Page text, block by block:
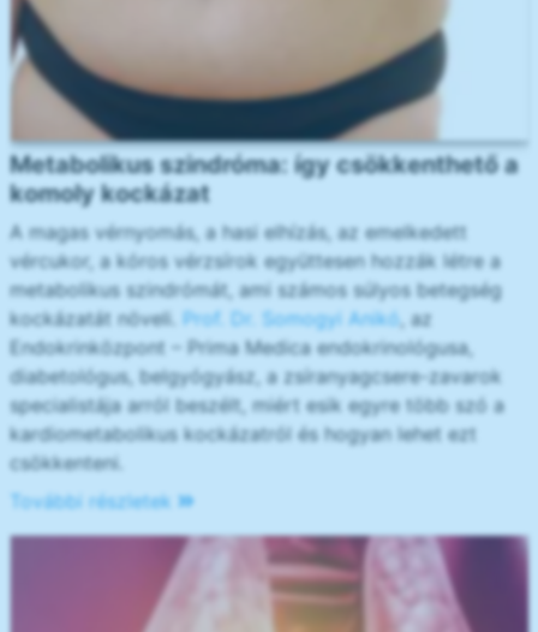
Metabolikus szindróma: így csökkenthető a
komoly kockázat
A magas vérnyomás, a hasi elhízás, az emelkedett
vércukor, a kóros vérzsírok együttesen hozzák létre a
metabolikus szindrómát, ami számos súlyos betegség
kockázatát növeli. Prof. Dr. Somogyi Anikó, az
Endokrinközpont – Prima Medica endokrinológusa,
diabetológus, belgyógyász, a zsíranyagcsere-zavarok
specialistája arról beszélt, miért esik egyre több szó a
kardiometabolikus kockázatról és hogyan lehet ezt
csökkenteni.
További részletek